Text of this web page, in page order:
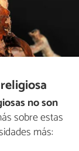
no son
sobre estas
más: